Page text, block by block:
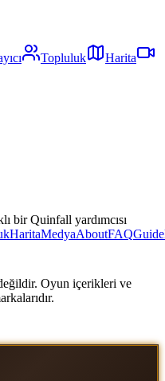
Topluluk
Harita
bir Quinfall yardımcısı
HaritaMedyaAboutFAQ
Oyun içerikleri ve